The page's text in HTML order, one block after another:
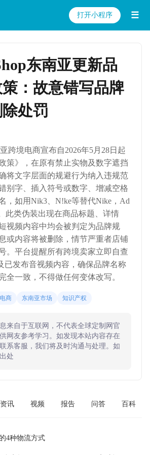
打开小程序 ☰
东南亚更新品
：故意错写品牌
处罚
跨境电商宣布自2026年5月28日起
策》，在原有禁止实物及数字遮挡
将文字层面的规避行为纳入违规范
别字、插入符号或数字、增减空格
，如用Nik3、N!ke等替代Nike，Ad
此类伪装出现在商品标题、详情
视频内容中均会被判定为品牌规
或内容将被删除，情节严重者店铺
。平台提醒所有跨境卖家立即自查
已发布音视频内容，确保品牌名称
全一致，不得做任何变体改写。
商 东南亚市场 知识产权
来自于互联网，不代表全球定制网官
网友参考学习。如发现本站内容存在
系客服，我们将及时沟通与处理。如
处
资讯 视频 报告 问答 百科
4种物流方式